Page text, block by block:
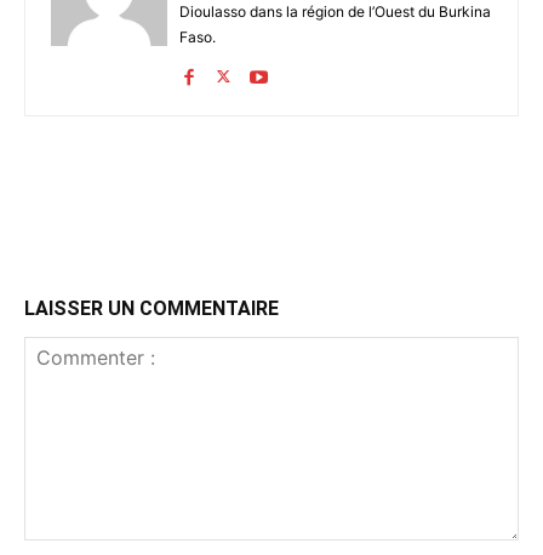
Dioulasso dans la région de l’Ouest du Burkina
Faso.
LAISSER UN COMMENTAIRE